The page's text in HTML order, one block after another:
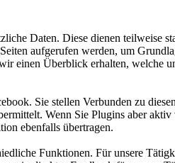
Daten. Diese dienen teilweise
aufgerufen werden, um
einen Überblick erhalten, welche
Sie stellen Verbunden zu
Wenn Sie Plugins aber aktiv
ebenfalls übertragen.
Funktionen. Für unsere